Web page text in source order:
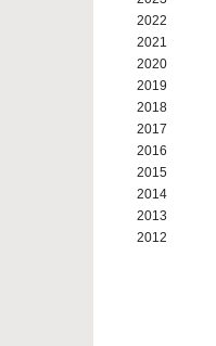
2022
2021
2020
2019
2018
2017
2016
2015
2014
2013
2012